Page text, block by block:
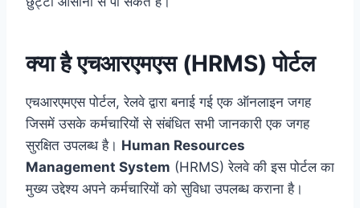
क्या है एचआरएमएस (HRMS) पोर्टल
एचआरएमएस पोर्टल, रेलवे द्वारा बनाई गई एक ऑनलाइन जगह
जिसमें उसके कर्मचारियों से संबंधित सभी जानकारी एक जगह
सुरक्षित उपलब्ध है। Human Resources
Management System (HRMS) रेलवे की इस पोर्टल का
मुख्य उद्देश्य अपने कर्मचारियों को सुविधा उपलब्ध कराना है।